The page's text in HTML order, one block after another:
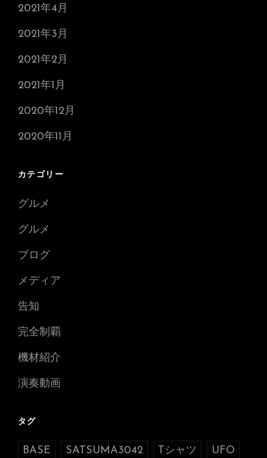
2021年4月
2021年3月
2021年2月
2021年1月
2020年12月
2020年11月
カテゴリー
グルメ
グルメ
ブログ
メディア
告知
完全制覇
機材紹介
演奏動画
タグ
BASE SATSUMA3042 Tシャツ UFO